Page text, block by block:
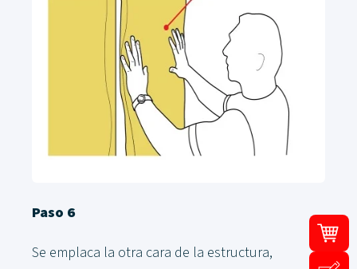
Paso 6
Se emplaca la otra cara de la estructura,